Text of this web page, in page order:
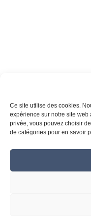
Ce site utilise des cookies.
expérience sur notre site web
privée, vous pouvez choisir
de catégories pour en savoir